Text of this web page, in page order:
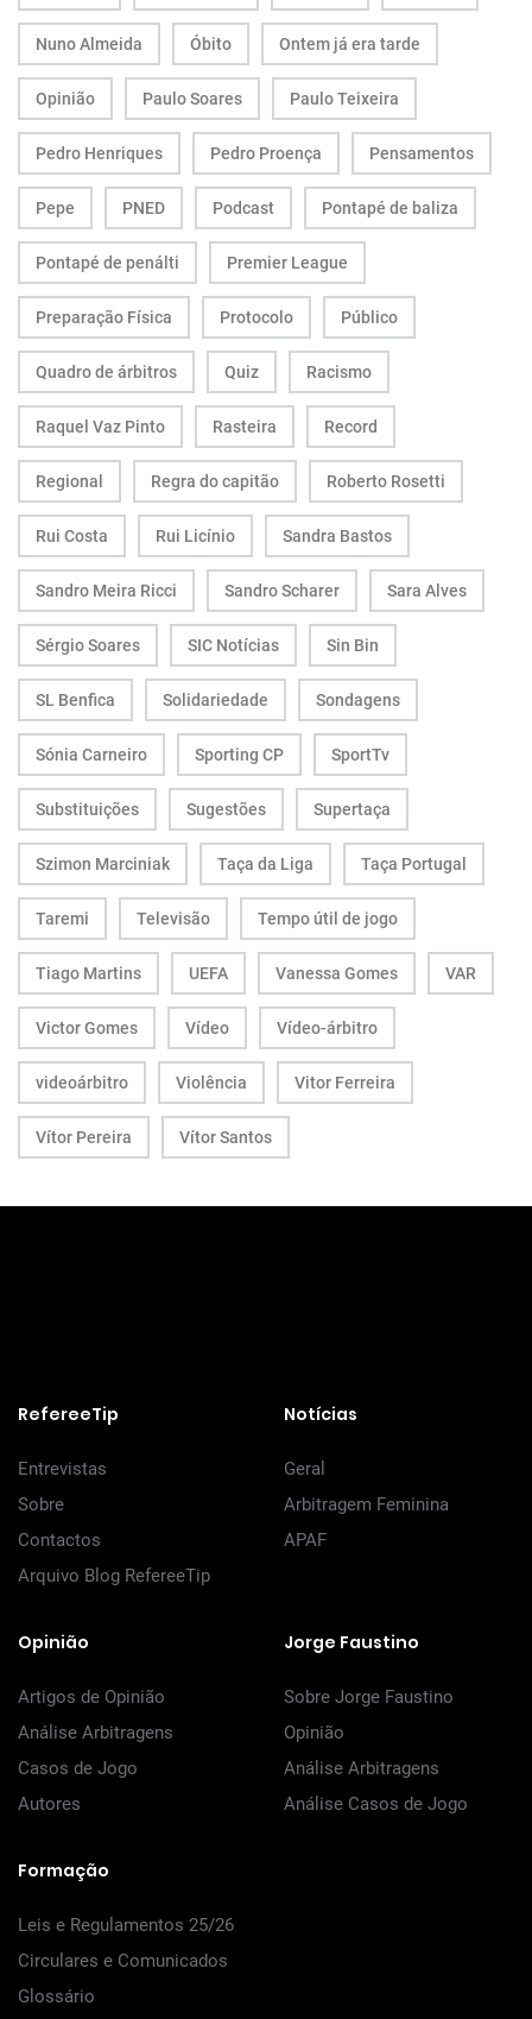
Nuno Almeida Óbito Ontem já era tarde
Opinião Paulo Soares Paulo Teixeira
Pedro Henriques Pedro Proença Pensamentos
Pepe PNED Podcast Pontapé de baliza
Pontapé de penálti Premier League
Preparação Física Protocolo Público
Quadro de árbitros Quiz Racismo
Raquel Vaz Pinto Rasteira Record
Regional Regra do capitão Roberto Rosetti
Rui Costa Rui Licínio Sandra Bastos
Sandro Meira Ricci Sandro Scharer Sara Alves
Sérgio Soares SIC Notícias Sin Bin
SL Benfica Solidariedade Sondagens
Sónia Carneiro Sporting CP SportTv
Substituições Sugestões Supertaça
Szimon Marciniak Taça da Liga Taça Portugal
Taremi Televisão Tempo útil de jogo
Tiago Martins UEFA Vanessa Gomes VAR
Victor Gomes Vídeo Vídeo-árbitro
videoárbitro Violência Vitor Ferreira
Vítor Pereira Vítor Santos
RefereeTip
Entrevistas
Sobre
Contactos
Arquivo Blog RefereeTip
Notícias
Geral
Arbitragem Feminina
APAF
Opinião
Artigos de Opinião
Análise Arbitragens
Casos de Jogo
Autores
Jorge Faustino
Sobre Jorge Faustino
Opinião
Análise Arbitragens
Análise Casos de Jogo
Formação
Leis e Regulamentos 25/26
Circulares e Comunicados
Glossário